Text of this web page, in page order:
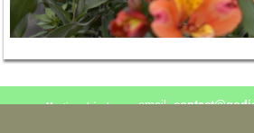
Mentions Légales email.